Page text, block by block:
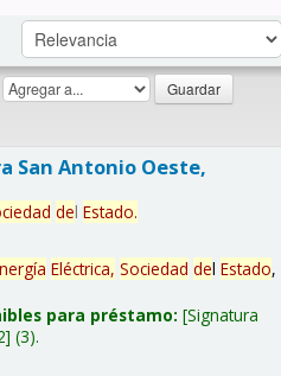
San Antonio Oeste,
del Estado.
Eléctrica, Sociedad del Estado,
para préstamo: Signatura
(3).